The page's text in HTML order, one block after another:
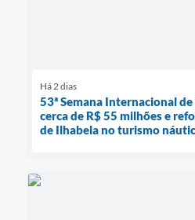
Há 2 dias
53ª Semana Internacional
cerca de R$ 55 milhões e
de Ilhabela no turismo